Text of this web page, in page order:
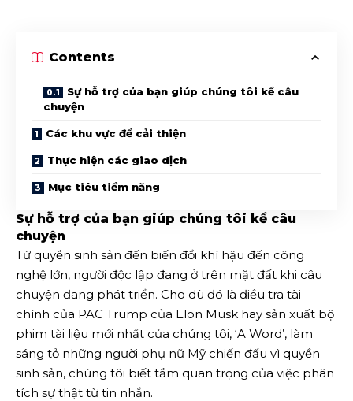
Contents
Sự hỗ trợ của bạn giúp chúng tôi kể câu
chuyện
Các khu vực để cải thiện
Thực hiện các giao dịch
Mục tiêu tiềm năng
Sự hỗ trợ của bạn giúp chúng tôi kể câu
chuyện
Từ quyền sinh sản đến biến đổi khí hậu đến công
nghệ lớn, người độc lập đang ở trên mặt đất khi câu
chuyện đang phát triển. Cho dù đó là điều tra tài
chính của PAC Trump của Elon Musk hay sản xuất bộ
phim tài liệu mới nhất của chúng tôi, ‘A Word’, làm
sáng tỏ những người phụ nữ Mỹ chiến đấu vì quyền
sinh sản, chúng tôi biết tầm quan trọng của việc phân
tích sự thật từ tin nhắn.